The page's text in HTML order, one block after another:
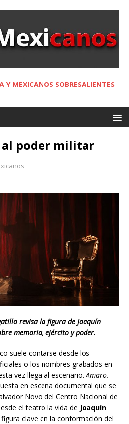
Y MEXICANOS SOBRESALIENTES
poder militar
revisa la figura de Joaquín
memoria, ejército y poder.
suele contarse desde los
o los nombres grabados en
vez llega al escenario.Amaro.
en escena documental que se
Novo del Centro Nacional de
el teatro la vida de Joaquín
figura clave en la conformación del